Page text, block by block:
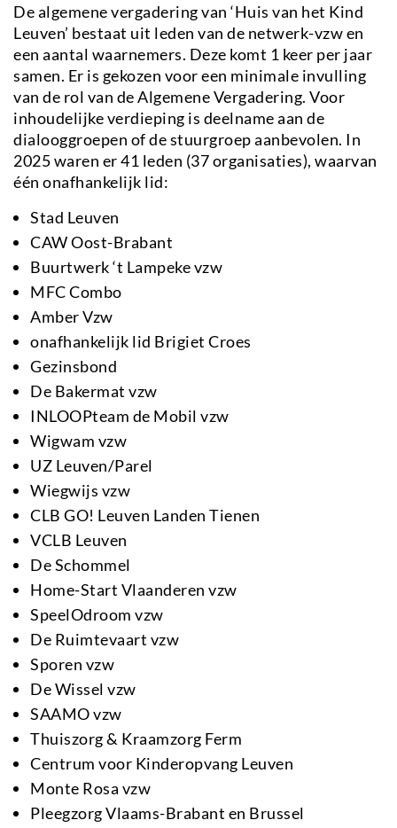
De algemene vergadering van ‘Huis van het Kind
Leuven’ bestaat uit leden van de netwerk-vzw en
een aantal waarnemers. Deze komt 1 keer per jaar
samen. Er is gekozen voor een minimale invulling
van de rol van de Algemene Vergadering. Voor
inhoudelijke verdieping is deelname aan de
dialooggroepen of de stuurgroep aanbevolen. In
2025 waren er 41 leden (37 organisaties), waarvan
één onafhankelijk lid:
Stad Leuven
CAW Oost-Brabant
Buurtwerk ‘t Lampeke vzw
MFC Combo
Amber Vzw
onafhankelijk lid Brigiet Croes
Gezinsbond
De Bakermat vzw
INLOOPteam de Mobil vzw
Wigwam vzw
UZ Leuven/Parel
Wiegwijs vzw
CLB GO! Leuven Landen Tienen
VCLB Leuven
De Schommel
Home-Start Vlaanderen vzw
SpeelOdroom vzw
De Ruimtevaart vzw
Sporen vzw
De Wissel vzw
SAAMO vzw
Thuiszorg & Kraamzorg Ferm
Centrum voor Kinderopvang Leuven
Monte Rosa vzw
Pleegzorg Vlaams-Brabant en Brussel